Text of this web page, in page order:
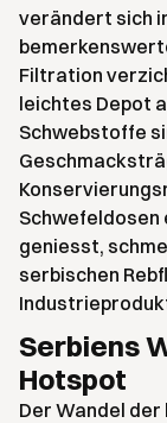
verändert sich
Filtration
leichtes Depot
Schwebstoffe
Schwefeldosen
geniesst,
serbischen
Serbiens
Hotspot
Der Wandel